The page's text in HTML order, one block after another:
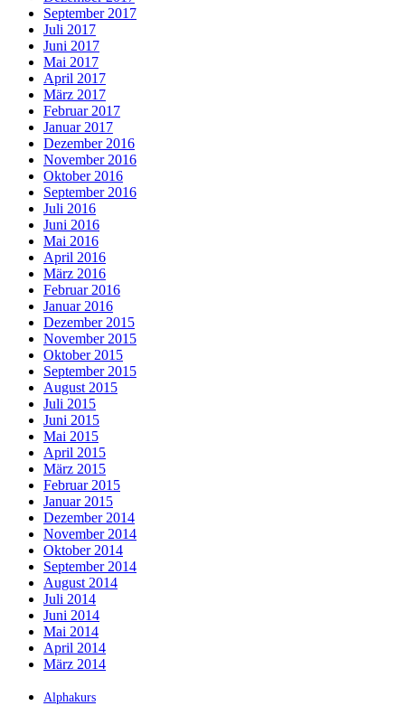
September 2017
Juli 2017
Juni 2017
Mai 2017
April 2017
März 2017
Februar 2017
Januar 2017
Dezember 2016
November 2016
Oktober 2016
September 2016
Juli 2016
Juni 2016
Mai 2016
April 2016
März 2016
Februar 2016
Januar 2016
Dezember 2015
November 2015
Oktober 2015
September 2015
August 2015
Juli 2015
Juni 2015
Mai 2015
April 2015
März 2015
Februar 2015
Januar 2015
Dezember 2014
November 2014
Oktober 2014
September 2014
August 2014
Juli 2014
Juni 2014
Mai 2014
April 2014
März 2014
Alphakurs